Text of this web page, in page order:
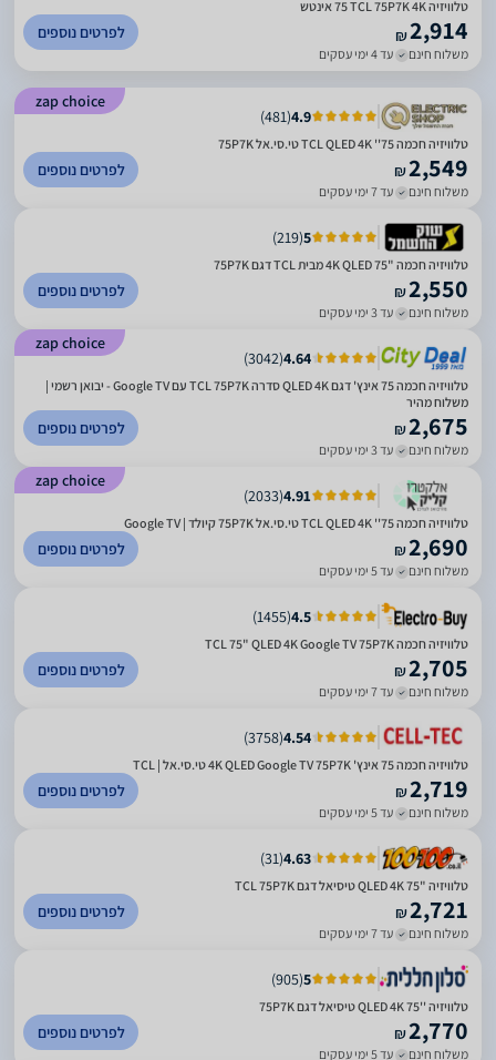
טלוויזיה TCL 75P7K 4K ‏75 ‏אינטש
2,914
₪
משלוח חינם עד 4 ימי עסקים
לפרטים נוספים
zap choice
4.9
(
481
)
טלוויזיה חכמה 75'' TCL QLED 4K טי.סי.אל 75P7K
₪2,549
משלוח חינם עד 7 ימי עסקים
לפרטים נוספים
5
(
219
)
טלוויזיה חכמה "75 4K QLED מבית TCL דגם 75P7K
₪2,550
משלוח חינם עד 3 ימי עסקים
לפרטים נוספים
zap choice
4.64
(
3042
)
טלוויזיה חכמה 75 אינץ' דגם QLED 4K סדרה TCL 75P7K עם Google TV - יבואן רשמי |
משלוח מהיר
₪2,675
משלוח חינם עד 3 ימי עסקים
לפרטים נוספים
zap choice
4.91
(
2033
)
טלוויזיה חכמה 75'' TCL QLED 4K טי.סי.אל 75P7K קיולד | Google TV
₪2,690
משלוח חינם עד 5 ימי עסקים
לפרטים נוספים
4.5
(
1455
)
טלוויזיה חכמה TCL 75" QLED 4K Google TV 75P7K
₪2,705
משלוח חינם עד 7 ימי עסקים
לפרטים נוספים
4.54
(
3758
)
טלוויזיה חכמה 75 אינץ' 4K QLED Google TV 75P7K טי.סי.אל | TCL
₪2,719
משלוח חינם עד 5 ימי עסקים
לפרטים נוספים
4.63
(
31
)
טלוויזיה "75 QLED 4K טיסיאל דגם TCL 75P7K
₪2,721
משלוח חינם עד 7 ימי עסקים
לפרטים נוספים
5
(
905
)
טלוויזיה ''75 QLED 4K טיסיאל דגם 75P7K
₪2,770
משלוח חינם עד 5 ימי עסקים
לפרטים נוספים